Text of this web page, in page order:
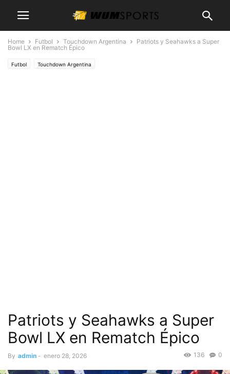
Home Futbol Touchdown Argentina
Patriots y Seahawks a Super
Bowl LX en Rematch Épico
Futbol Touchdown Argentina
Patriots y Seahawks a Super
Bowl LX en Rematch Épico
By admin - enero 28, 2026 0
136